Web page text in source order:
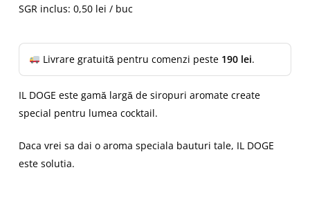
fost:
54,89 lei.
SGR inclus: 0,50 lei / buc
Livrare gratuită pentru comenzi peste 190 lei.
IL DOGE este gamă largă de siropuri aromate create
special pentru lumea cocktail.
Daca vrei sa dai o aroma speciala bauturi tale, IL DOGE
este solutia.